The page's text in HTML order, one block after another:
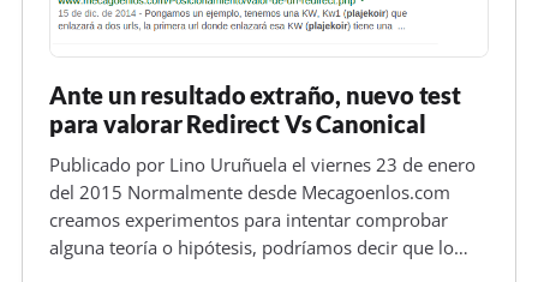
Ante un resultado extraño, nuevo test
para valorar Redirect Vs Canonical
Publicado por Lino Uruñuela el viernes 23 de enero
del 2015 Normalmente desde Mecagoenlos.com
creamos experimentos para intentar comprobar
alguna teoría o hipótesis, podríamos decir que lo